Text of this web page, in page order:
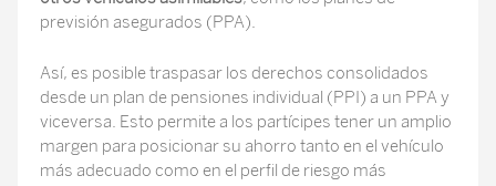
previsión asegurados (PPA).
Así, es posible traspasar los derechos consolidados
desde un plan de pensiones individual (PPI) a un PPA y
viceversa. Esto permite a los partícipes tener un amplio
margen para posicionar su ahorro tanto en el vehículo
más adecuado como en el perfil de riesgo más